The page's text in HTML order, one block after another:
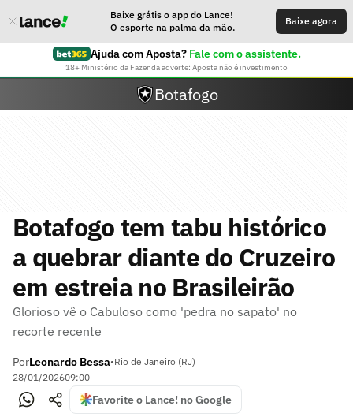
Baixe grátis o app do Lance!
O esporte na palma da mão.
Baixe agora
Ajuda com Aposta? Fale com o assistente.
18+ Ministério da Fazenda adverte: Aposta não é investimento
Botafogo
Botafogo tem tabu histórico
a quebrar diante do Cruzeiro
em estreia no Brasileirão
Glorioso vê o Cabuloso como 'pedra no sapato' no
recorte recente
PorLeonardo Bessa•Rio de Janeiro (RJ)
28/01/202609:00
Favorite o Lance! no Google